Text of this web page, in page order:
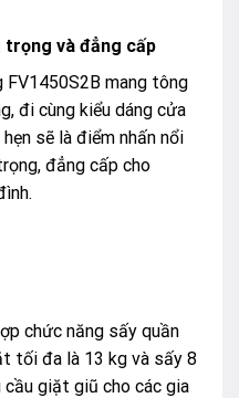
và đẳng cấp
mang tông
đi cùng kiểu dáng cửa
sẽ là điểm nhấn nổi
đẳng cấp cho
chức năng sấy quần
tối đa là 13 kg và sấy 8
cầu giặt giũ cho các gia